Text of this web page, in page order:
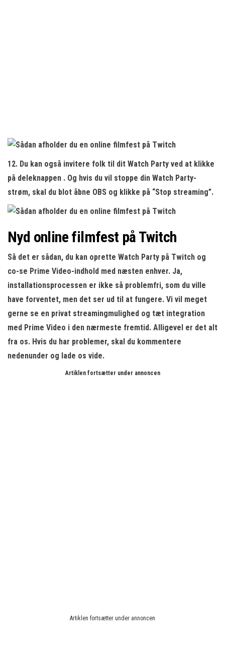
12. Du kan også invitere folk til dit Watch Party ved at klikke
på deleknappen . Og hvis du vil stoppe din Watch Party-
strøm, skal du blot åbne OBS og klikke på “Stop streaming”.
Nyd online filmfest på Twitch
Så det er sådan, du kan oprette Watch Party på Twitch og
co-se Prime Video-indhold med næsten enhver. Ja,
installationsprocessen er ikke så problemfri, som du ville
have forventet, men det ser ud til at fungere. Vi vil meget
gerne se en privat streamingmulighed og tæt integration
med Prime Video i den nærmeste fremtid. Alligevel er det alt
fra os. Hvis du har problemer, skal du kommentere
nedenunder og lade os vide.
Artiklen fortsætter under annoncen
Artiklen fortsætter under annoncen